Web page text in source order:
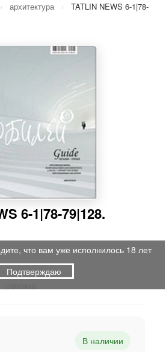
› архитектура ›
TATLIN NEWS 6-1|78-
6-1|78-79|128.
В наличии
что вам уже исполнилось 18 лет
Подтверждаю